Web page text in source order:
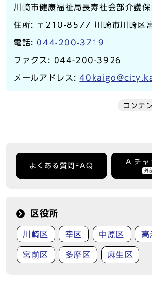
川崎市健康福祉局長寿社会部介護保
住所: 〒210-8577 川崎市川崎区
電話: 044-200-3719
ファクス: 044-200-3926
メールアドレス:
コンテ
よくある質問FAQ
AIチャ
外
区役所
川崎区 幸区 中原区 高
宮前区 多摩区 麻生区